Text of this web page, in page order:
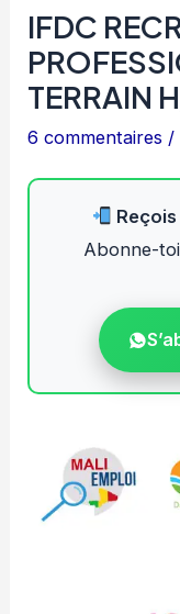
IFDC
TERRAIN
6 commentaires /
Abonne-